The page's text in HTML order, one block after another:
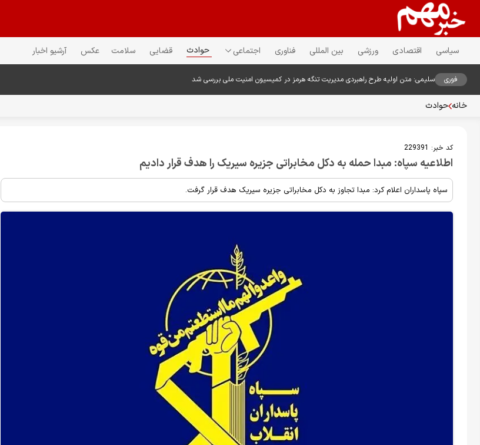
سیاسی اقتصادی ورزشی بین المللی فناوری اجتماعی حوادث قضایی سلامت عکس آرشیو اخبار
فوری سلیمی: متن اولیه طرح راهبردی مدیریت تنگه هرمز در کمیسیون امنیت ملی بررسی شد
خانه حوادث
کد خبر: 229391
اطلاعیه سپاه: مبدا حمله به دکل مخابراتی جزیره سیریک را هدف قرار دادیم
سپاه پاسداران اعلام کرد: مبدا تجاوز به دکل مخابراتی جزیره سیریک هدف قرار گرفت.